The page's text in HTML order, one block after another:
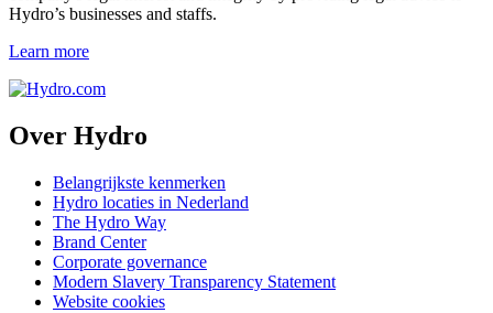
Hydro’s businesses and staffs.
Learn more
Over Hydro
Belangrijkste kenmerken
Hydro locaties in Nederland
The Hydro Way
Brand Center
Corporate governance
Modern Slavery Transparency Statement
Website cookies